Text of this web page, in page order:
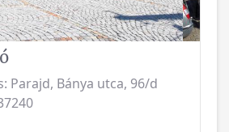
Parajd, Bánya utca, 96/d